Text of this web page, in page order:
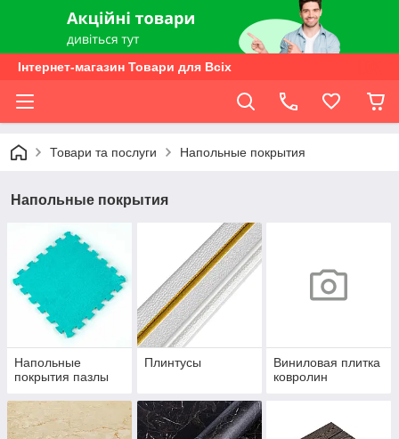
Інтернет-магазин Товари для Всіх
Товари та послуги Напольные покрытия
Напольные покрытия
Напольные
покрытия пазлы
Плинтусы
Виниловая плитка
ковролин